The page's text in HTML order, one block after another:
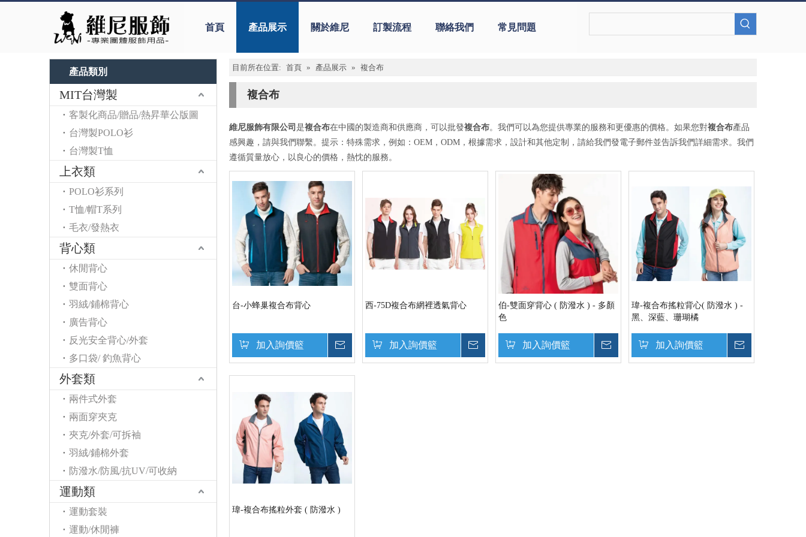
首頁 產品展示 關於維尼 訂製流程 聯絡我們 常見問題
產品類別
MIT台灣製
客製化商品/贈品/熱昇華公版圖
台灣製POLO衫
台灣製T恤
上衣類
POLO衫系列
T恤/帽T系列
毛衣/發熱衣
背心類
休閒背心
雙面背心
羽絨/鋪棉背心
廣告背心
反光安全背心/外套
多口袋/ 釣魚背心
外套類
兩件式外套
兩面穿夾克
夾克/外套/可拆袖
羽絨/鋪棉外套
防潑水/防風/抗UV/可收納
運動類
運動套裝
運動/休閒褲
目前所在位置: 首頁 » 產品展示 » 複合布
複合布
維尼服飾有限公司 是複合布在中國的製造商和供應商，可以批發複合布。我們可以為您提供專業的服務和更優惠的價格。如果您對複合布產品
感興趣，請與我們聯繫。提示：特殊需求，例如：OEM，ODM，根據需求，設計和其他定制，請給我們發電子郵件並告訴我們詳細需求。我們
遵循質量放心，以良心的價格，熱忱的服務。
台-小蜂巢複合布背心
加入詢價籃
西-75D複合布網裡透氣背心
加入詢價籃
伯-雙面穿背心 ( 防潑水 ) - 多顏
色
加入詢價籃
瑋-複合布搖粒背心( 防潑水 ) -
黑、深藍、珊瑚橘
加入詢價籃
瑋-複合布搖粒外套 ( 防潑水 )